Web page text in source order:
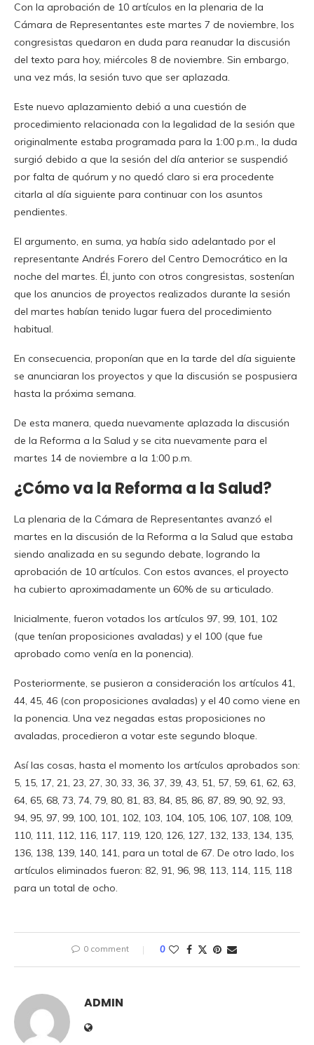
Con la aprobación de 10 artículos en la plenaria de la
Cámara de Representantes este martes 7 de noviembre, los
congresistas quedaron en duda para reanudar la discusión
del texto para hoy, miércoles 8 de noviembre. Sin embargo,
una vez más, la sesión tuvo que ser aplazada.
Este nuevo aplazamiento debió a una cuestión de
procedimiento relacionada con la legalidad de la sesión que
originalmente estaba programada para la 1:00 p.m., la duda
surgió debido a que la sesión del día anterior se suspendió
por falta de quórum y no quedó claro si era procedente
citarla al día siguiente para continuar con los asuntos
pendientes.
El argumento, en suma, ya había sido adelantado por el
representante Andrés Forero del Centro Democrático en la
noche del martes. Él, junto con otros congresistas, sostenían
que los anuncios de proyectos realizados durante la sesión
del martes habían tenido lugar fuera del procedimiento
habitual.
En consecuencia, proponían que en la tarde del día siguiente
se anunciaran los proyectos y que la discusión se pospusiera
hasta la próxima semana.
De esta manera, queda nuevamente aplazada la discusión
de la Reforma a la Salud y se cita nuevamente para el
martes 14 de noviembre a la 1:00 p.m.
¿Cómo va la Reforma a la Salud?
La plenaria de la Cámara de Representantes avanzó el
martes en la discusión de la Reforma a la Salud que estaba
siendo analizada en su segundo debate, logrando la
aprobación de 10 artículos. Con estos avances, el proyecto
ha cubierto aproximadamente un 60% de su articulado.
Inicialmente, fueron votados los artículos 97, 99, 101, 102
(que tenían proposiciones avaladas) y el 100 (que fue
aprobado como venía en la ponencia).
Posteriormente, se pusieron a consideración los artículos 41,
44, 45, 46 (con proposiciones avaladas) y el 40 como viene en
la ponencia. Una vez negadas estas proposiciones no
avaladas, procedieron a votar este segundo bloque.
Así las cosas, hasta el momento los artículos aprobados son:
5, 15, 17, 21, 23, 27, 30, 33, 36, 37, 39, 43, 51, 57, 59, 61, 62, 63,
64, 65, 68, 73, 74, 79, 80, 81, 83, 84, 85, 86, 87, 89, 90, 92, 93,
94, 95, 97, 99, 100, 101, 102, 103, 104, 105, 106, 107, 108, 109,
110, 111, 112, 116, 117, 119, 120, 126, 127, 132, 133, 134, 135,
136, 138, 139, 140, 141, para un total de 67. De otro lado, los
artículos eliminados fueron: 82, 91, 96, 98, 113, 114, 115, 118
para un total de ocho.
0 comment 0
ADMIN